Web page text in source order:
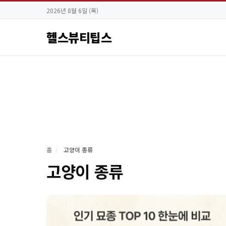
2026년 8월 6일 (목)
헬스뷰티팁스
홈 / 고양이 종류
고양이 종류